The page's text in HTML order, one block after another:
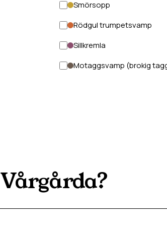
Smörsopp
Rödgul trumpetsvamp
Sillkremla
Motaggsvamp (brokig
Vårgårda?